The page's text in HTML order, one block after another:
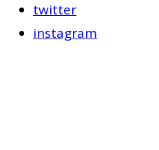
twitter
instagram